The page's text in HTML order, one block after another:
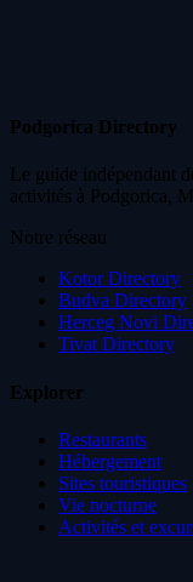
Podgorica Directory
Le guide indépendant
activités à Podgorica,
Notre réseau
Kotor Directory
Budva Directory
Herceg Novi
Tivat Directory
Explorer
Restaurants
Hébergement
Sites touristiques
Vie nocturne
Activités et